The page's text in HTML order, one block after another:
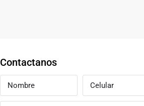
Contactanos